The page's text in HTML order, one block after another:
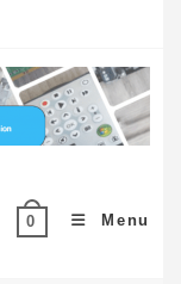
0 Menu